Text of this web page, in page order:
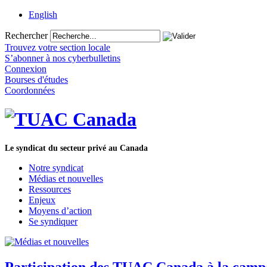
English
Rechercher
Trouvez votre section locale
S’abonner à nos cyberbulletins
Connexion
Bourses d'études
Coordonnées
Le syndicat du secteur privé au Canada
Notre syndicat
Médias et nouvelles
Ressources
Enjeux
Moyens d’action
Se syndiquer